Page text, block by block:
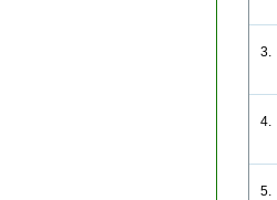
3.
4.
5.